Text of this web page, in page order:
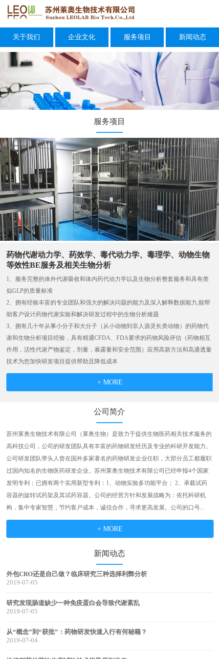
关于我们 企业文化 服务项目 新闻动态
服务项目
药物代谢动力学、药效学、毒代动力学、毒理学、动物生物
等效性BE服务及相关生物分析
1、服务完整的体外代谢吸收和体内药代动力学以及生物分析整套服务和具有类
似GLP的质量标准
2、拥有经验丰富的专业团队和强大的解决问题的能力及深入解释数据能力,能帮
助客户设计药物代谢实验和解决研发过程中的生物分析难题
3、拥有几十年从事小分子和大分子（从小动物到非人源灵长类动物）的药物代
谢和生物分析项目经验，具有精通CFDA、FDA要求的药物风险评估（药物相互
作用，活性代谢产物鉴定，剂量，暴露量和安全范围）应用高新方法和高通透量
技术为您加快研发项目提供帮助且降低成本
+ MORE
公司简介
苏州莱奥生物技术有限公司（莱奥生物）是致力于提供生物医药相关技术服务的
高科技公司，公司的研发团队具有丰富的药物研发经历及专业的科研开发能力。
公司研发团队带头人曾在国外多家著名的药物研发企业任职，大部分员工都履职
过国内知名的生物医药研发企业。苏州莱奥生物技术有限公司已经申报4个国家
发明专利；已拥有两个实用新型专利：1、动物实验多功能平台； 2、承载试药
容器的旋转试药架及其试药容器。公司的经营方针和发展战略为：依托科研机
构，集中专家智慧，节约客户成本，诚信合作，寻求更高发展。公司的口号...
+ MORE
新闻动态
外包CRO还是自己做？临床研究三种选择利弊分析
2019-07-05
研究发现肠道缺少一种免疫蛋白会导致代谢紊乱
2019-07-05
从“概念”到“获批”：药物研发快速入行有何秘籍？
2019-07-04